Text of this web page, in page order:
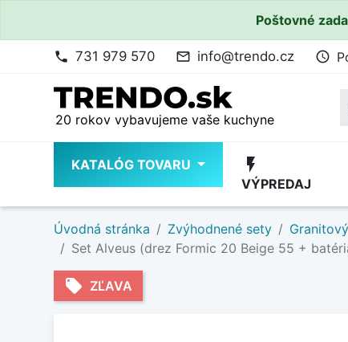
Poštovné
phone 731 979 570 mail_outline info@trendo.cz access_time
20 rokov vybavujeme vaše kuchyne
KATALÓG TOVARU flash_on
VÝPREDAJ
Úvodná stránka Zvýhodnené sety
Set Alveus (drez Formic 20 Beige 55 +
local_offer ZĽAVA